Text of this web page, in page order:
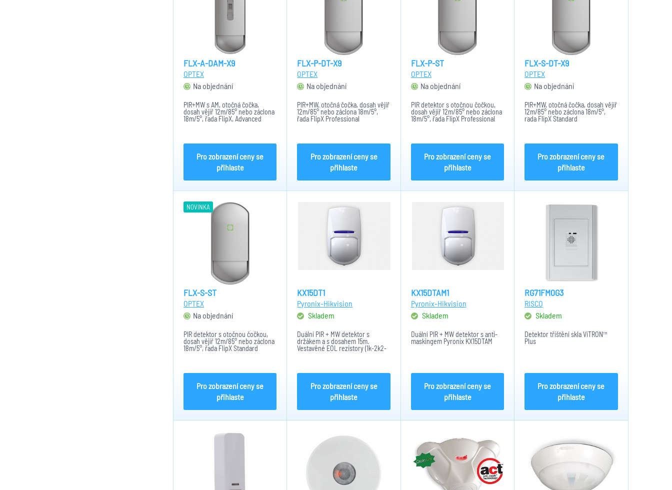
FLX-A-DAM-X9
OPTEX
Na objednání
PIR+MW s AM, otočná čočka,
dosah vějíř 12m/85° nebo záclona
18m/5°, řada FlipX, Advanced
Pro zobrazení ceny se
přihlaste
FLX-P-DT-X9
OPTEX
Na objednání
PIR+MW, otočná čočka, dosah vějíř
12m/85° nebo záclona 18m/5°,
řada FlipX Professional
Pro zobrazení ceny se
přihlaste
FLX-P-ST
OPTEX
Na objednání
PIR detektor s otočnou čočkou,
dosah vějíř 12m/85° nebo záclona
18m/5°, řada FlipX Professional
Pro zobrazení ceny se
přihlaste
FLX-S-DT-X9
OPTEX
Na objednání
PIR+MW, otočná čočka, dosah vějíř
12m/85° nebo záclona 18m/5°,
rada FlipX Standard
Pro zobrazení ceny se
přihlaste
NOVINKA
FLX-S-ST
OPTEX
Na objednání
PIR detektor s otočnou čočkou,
dosah vějíř 12m/85° nebo záclona
18m/5°, řada FlipX Standard
Pro zobrazení ceny se
přihlaste
KX15DT1
Pyronix-Hikvision
Skladem
Duální PIR + MW detektor s
držákem a s dosahem 15m.
Vestavěné EOL rezistory (1k-2k2-
4k7-5k6-6k8).
Pro zobrazení ceny se
přihlaste
KX15DTAM1
Pyronix-Hikvision
Skladem
Duální PIR + MW detektor s anti-
maskingem Pyronix KX15DTAM
Pro zobrazení ceny se
přihlaste
RG71FM0G3
RISCO
Skladem
Detektor tříštění skla ViTRON™
Plus
Pro zobrazení ceny se
přihlaste